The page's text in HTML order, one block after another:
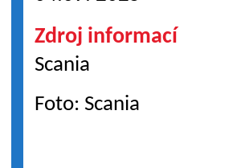
Zdroj informací
Scania
Foto: Scania